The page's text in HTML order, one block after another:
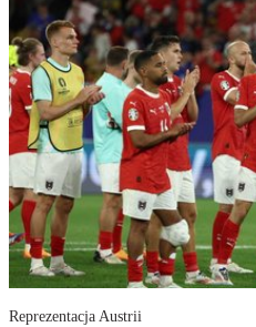
Reprezentacja Austrii